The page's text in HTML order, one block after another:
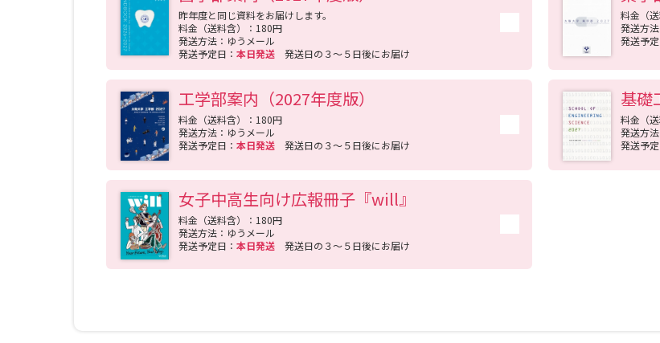
大学で学びたい学問発
学問のミニ講義「夢ナビ講義
ユーザーサポート
昨年度と同じ資料をお届けします。
料金（送料含）：180円
発送方法：ゆうメール
発送予定日： 本日発送 発送日の３～５日後にお届け
料金（
発送方
発送予定
工学部案内（2027年度版）
料金（送料含）：180円
発送方法：ゆうメール
発送予定日： 本日発送 発送日の３～５日後にお届け
基礎
料金（
発送方
発送予定
女子中高生向け広報冊子『will』
料金（送料含）：180円
発送方法：ゆうメール
発送予定日： 本日発送 発送日の３～５日後にお届け